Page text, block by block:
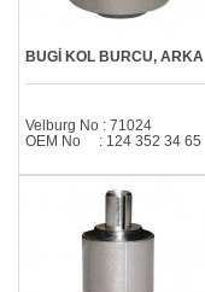
BUGİ KOL BURCU, ARKA
Velburg No : 71024
OEM No : 124 352 34 65